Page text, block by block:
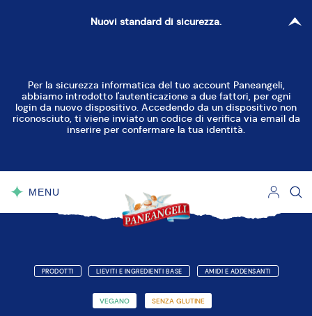
Nuovi standard di sicurezza.
Per la sicurezza informatica del tuo account Paneangeli,
abbiamo introdotto l'autenticazione a due fattori, per ogni
login da nuovo dispositivo. Accedendo da un dispositivo non
riconosciuto, ti viene inviato un codice di verifica via email da
inserire per confermare la tua identità.
MENU
PRODOTTI LIEVITI E INGREDIENTI BASE AMIDI E ADDENSANTI
VEGANO SENZA GLUTINE